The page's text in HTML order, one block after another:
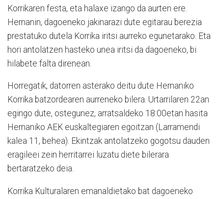
Korrikaren festa, eta halaxe izango da aurten ere.
Hernanin, dagoeneko jakinarazi dute egitarau berezia
prestatuko dutela Korrika iritsi aurreko egunetarako. Eta
hori antolatzen hasteko unea iritsi da dagoeneko, bi
hilabete falta direnean.
Horregatik, datorren asterako deitu dute Hernaniko
Korrika batzordearen aurreneko bilera. Urtarrilaren 22an
egingo dute, ostegunez, arratsaldeko 18:00etan hasita
Hernaniko AEK euskalte­giaren egoitzan (Larramendi
kalea 11, behea). Ekintzak antolatzeko gogotsu dauden
eragileei zein herritarrei luzatu diete bilerara
bertaratzeko deia.
Korrika Kulturalaren emanal­ dietako bat dagoeneko